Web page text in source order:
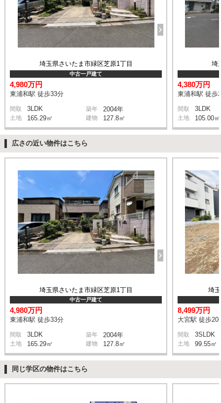
埼玉県さいたま市緑区芝原1丁目
中古一戸建て
4,980万円
東浦和駅 徒歩33分
間取 3LDK 築年 2004年
土地 165.29㎡ 建物 127.8㎡
埼
4,380万円
東浦和駅 徒歩
間取 3LDK
土地 105.00㎡
広さの近い物件はこちら
埼玉県さいたま市緑区芝原1丁目
中古一戸建て
4,980万円
東浦和駅 徒歩33分
間取 3LDK 築年 2004年
土地 165.29㎡ 建物 127.8㎡
埼
8,499万円
大宮駅 徒歩20
間取 3SLDK
土地 99.55㎡
同じ学区の物件はこちら